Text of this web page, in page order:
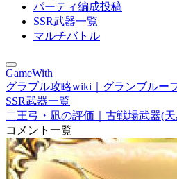
パーティ編成投稿
SSR武器一覧
マルチバトル
GameWith
グラブル攻略wiki｜グランブルー
SSR武器一覧
二王弓・凪の評価｜古戦場武器(
コメント一覧